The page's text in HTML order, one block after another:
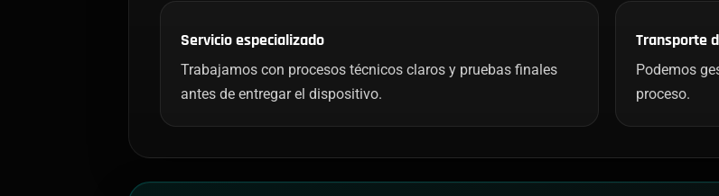
Servicio especializado
Trabajamos con procesos técnicos claros y pruebas finales
antes de entregar el dispositivo.
Transporte
Podemos
proceso.